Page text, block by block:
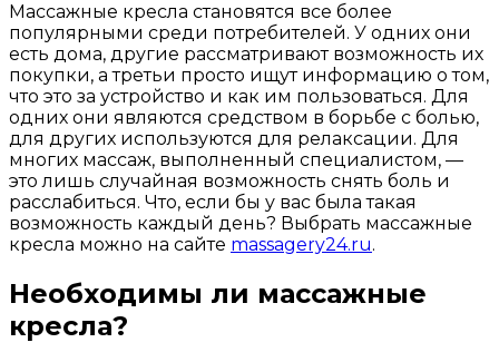
Массажные кресла становятся все более
популярными среди потребителей. У одних они
есть дома, другие рассматривают возможность их
покупки, а третьи просто ищут информацию о том,
что это за устройство и как им пользоваться. Для
одних они являются средством в борьбе с болью,
для других используются для релаксации. Для
многих массаж, выполненный специалистом, —
это лишь случайная возможность снять боль и
расслабиться. Что, если бы у вас была такая
возможность каждый день? Выбрать массажные
кресла можно на сайте massagery24.ru.
Необходимы ли массажные
кресла?